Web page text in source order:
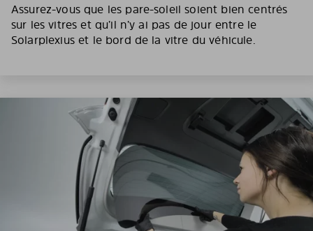
Assurez-vous que les pare-soleil soient bien centrés
sur les vitres et qu’il n’y ai pas de jour entre le
Solarplexius et le bord de la vitre du véhicule.